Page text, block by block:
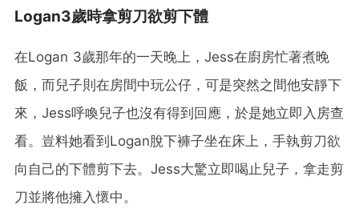
Logan3歲時拿剪刀欲剪下體
在Logan 3歲那年的一天晚上，Jess在廚房忙著煮晚
飯，而兒子則在房間中玩公仔，可是突然之間他安靜下
來，Jess呼喚兒子也沒有得到回應，於是她立即入房查
看。豈料她看到Logan脫下褲子坐在床上，手執剪刀欲
向自己的下體剪下去。Jess大驚立即喝止兒子，拿走剪
刀並將他擁入懷中。